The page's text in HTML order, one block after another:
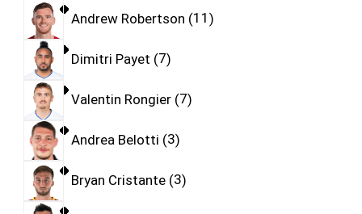
Andrew Robertson 11
Dimitri Payet 7
Valentin Rongier 7
Andrea Belotti 3
Bryan Cristante 3